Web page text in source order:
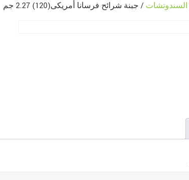
السندوتشات / جبنة شرائح فرسانا أمريكى(120) 2.27 جم